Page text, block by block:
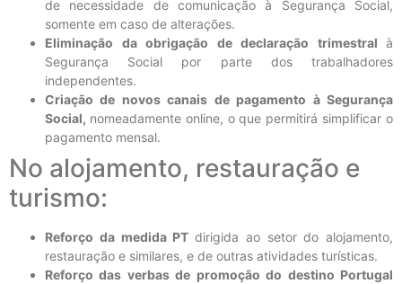
de necessidade de comunicação à Segurança Social,
somente em caso de alterações.
Eliminação da obrigação de declaração trimestral à
Segurança Social por parte dos trabalhadores
independentes.
Criação de novos canais de pagamento à Segurança
Social, nomeadamente online, o que permitirá simplificar o
pagamento mensal.
No alojamento, restauração e
turismo:
Reforço da medida PT dirigida ao setor do alojamento,
restauração e similares, e de outras atividades turísticas.
Reforço das verbas de promoção do destino Portugal